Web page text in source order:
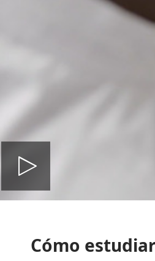
Reproducir
video
Cómo